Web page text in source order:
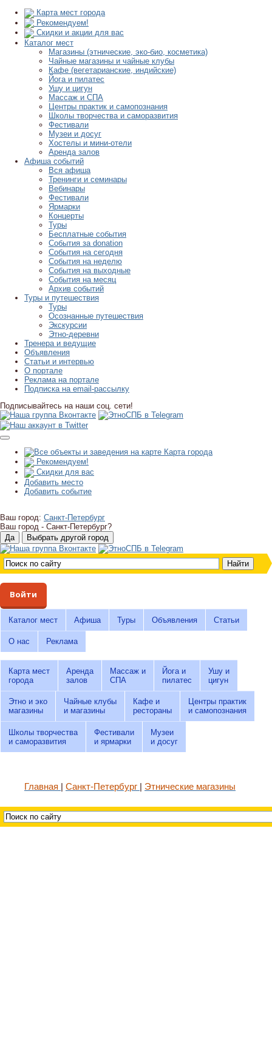
Карта мест города
Рекомендуем!
Скидки и акции для вас
Каталог мест
Магазины (этнические, эко-био, косметика)
Чайные магазины и чайные клубы
Кафе (вегетарианские, индийские)
Йога и пилатес
Ушу и цигун
Массаж и СПА
Центры практик и самопознания
Школы творчества и саморазвития
Фестивали
Музеи и досуг
Хостелы и мини-отели
Аренда залов
Афиша событий
Вся афиша
Тренинги и семинары
Вебинары
Фестивали
Ярмарки
Концерты
Туры
Бесплатные события
События за donation
События на сегодня
События на неделю
События на выходные
События на месяц
Архив событий
Туры и путешествия
Туры
Осознанные путешествия
Экскурсии
Этно-деревни
Тренера и ведущие
Объявления
Статьи и интервью
О портале
Реклама на портале
Подписка на email-рассылку
Подписывайтесь на наши соц. сети!
Карта города
Рекомендуем!
Скидки для вас
Добавить место
Добавить событие
Ваш город: Санкт-Петербург
Ваш город - Санкт-Петербург?
Войти
Каталог мест Афиша Туры Объявления Статьи
О нас Реклама
Карта мест
города
Аренда
залов
Массаж и
СПА
Йога и
пилатес
Ушу и
цигун
Этно и эко
магазины
Чайные клубы
и магазины
Кафе и
рестораны
Центры практик
и самопознания
Школы творчества
и саморазвития
Фестивали
и ярмарки
Музеи
и досуг
Главная Санкт-Петербург Этнические магазины